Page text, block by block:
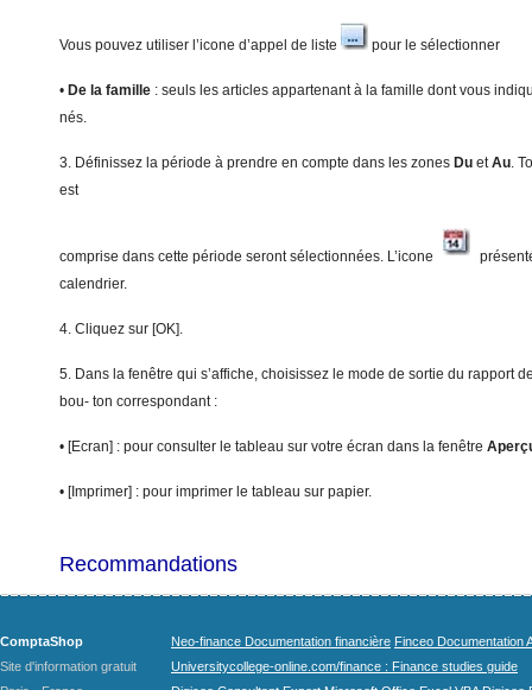
Vous pouvez utiliser l’icone d’appel de liste pour le sélectionner
• De la famille : seuls les articles appartenant à la famille dont vous
nés.
3. Définissez la période à prendre en compte dans les zones Du etAu.
est
comprise dans cette période seront sélectionnées. L’icone
calendrier.
4. Cliquez sur [OK].
5. Dans la fenêtre qui s’affiche, choisissez le mode de sortie du rapport
bou- ton correspondant :
• [Ecran] : pour consulter le tableau sur votre écran dans la fenêtre Aperç
• [Imprimer] : pour imprimer le tableau sur papier.
Recommandations
ComptaShop
Site d'information gratuit
Neo-finance Documentation financière Finceo Documentation
Universitycollege-online.com/finance : Finance studies guide